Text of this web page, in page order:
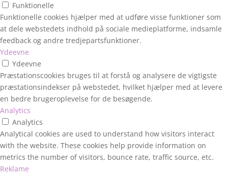
Funktionelle
Funktionelle cookies hjælper med at udføre visse funktioner som
at dele webstedets indhold på sociale medieplatforme, indsamle
feedback og andre tredjepartsfunktioner.
Ydeevne
Ydeevne
Præstationscookies bruges til at forstå og analysere de vigtigste
præstationsindekser på webstedet, hvilket hjælper med at levere
en bedre brugeroplevelse for de besøgende.
Analytics
Analytics
Analytical cookies are used to understand how visitors interact
with the website. These cookies help provide information on
metrics the number of visitors, bounce rate, traffic source, etc.
Reklame